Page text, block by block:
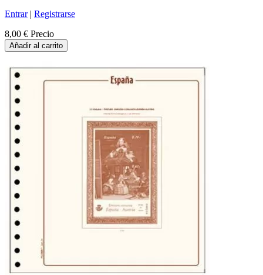
Entrar| Registrarse
8,00 € Precio
Añadir al carrito